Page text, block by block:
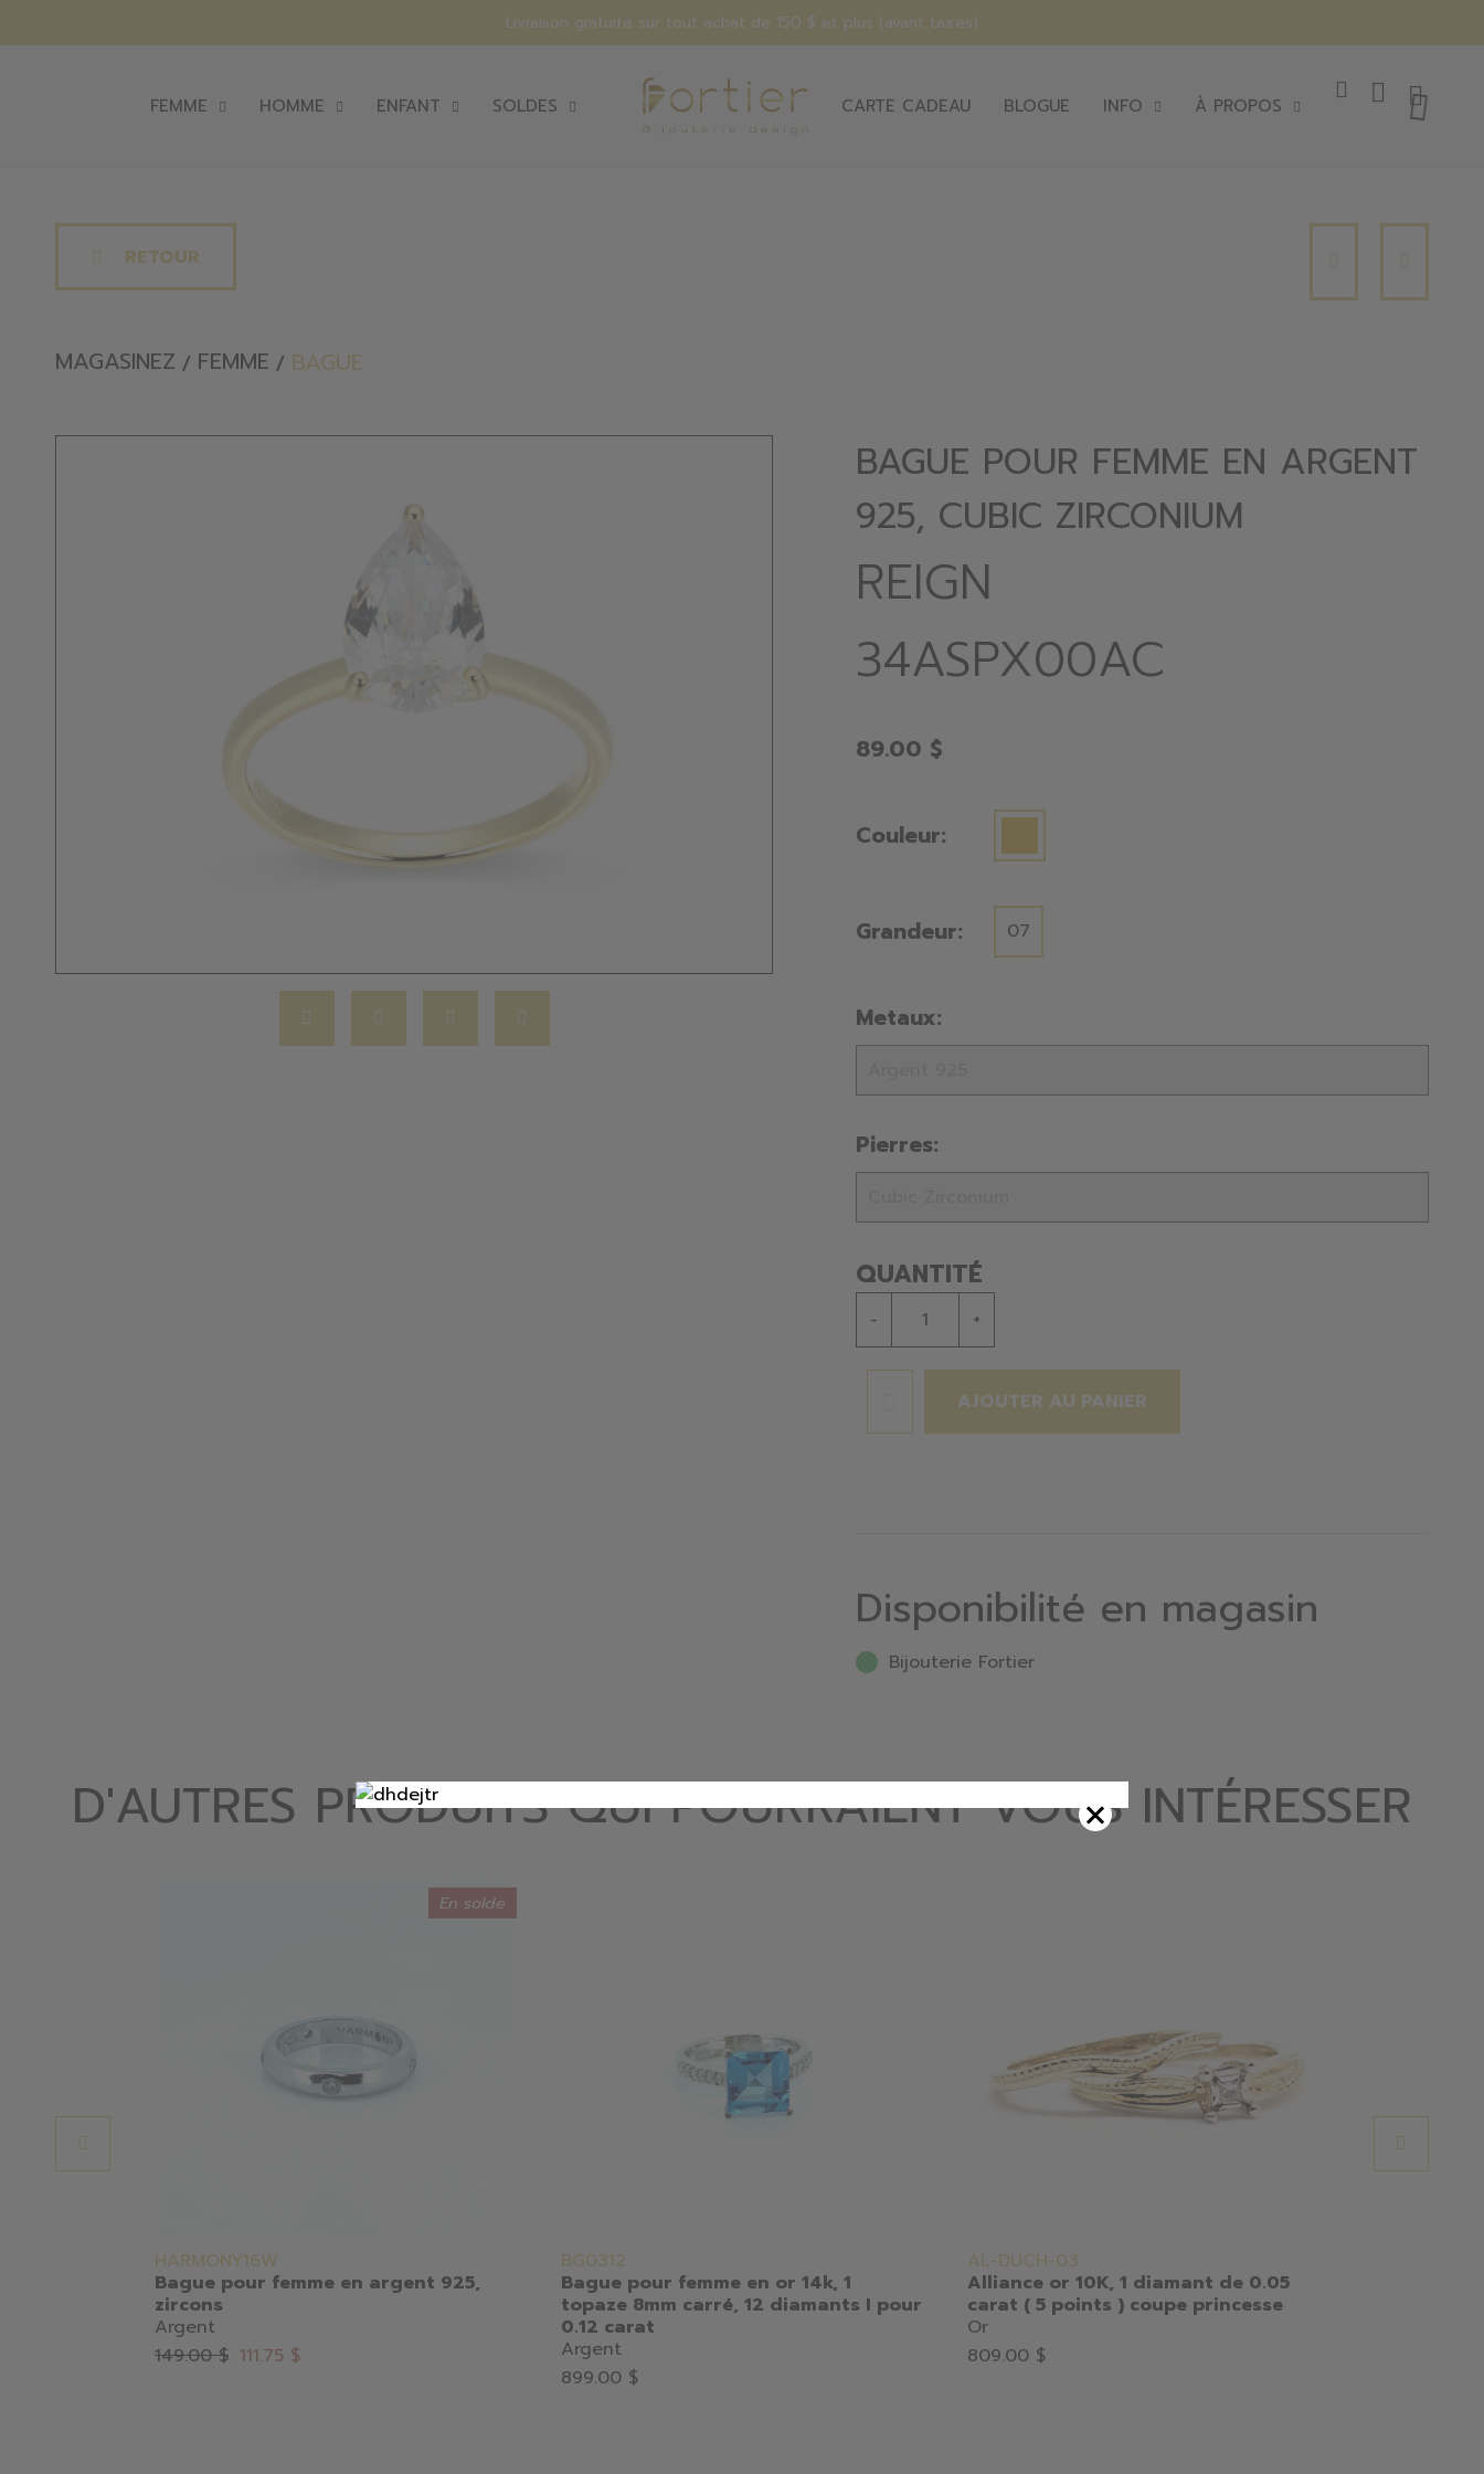
Livraison gratuite sur tout achat de 150 $ et plus (avant taxes)
FEMME HOMME ENFANT SOLDES CARTE CADEAU BLOGUE INFO À PROPOS
RETOUR
MAGASINEZ FEMME BAGUE
BAGUE POUR FEMME EN ARGENT
925, CUBIC ZIRCONIUM
REIGN
34ASPX00AC
89.00 $
Couleur:
Grandeur: 07
Metaux:
Pierres:
QUANTITÉ
- +
AJOUTER AU PANIER
Disponibilité en magasin
Bijouterie Fortier
D'AUTRES PRODUITS QUI POURRAIENT VOUS INTÉRESSER
En solde
HARMONY16W
Bague pour femme en argent 925,
zircons
Argent
149.00 $ 111.75 $
BG0312
Bague pour femme en or 14k, 1
topaze 8mm carré, 12 diamants I pour
0.12 carat
Argent
899.00 $
AL-DUCH-03
Alliance or 10K, 1 diamant de 0.05
carat ( 5 points ) coupe princesse
Or
809.00 $